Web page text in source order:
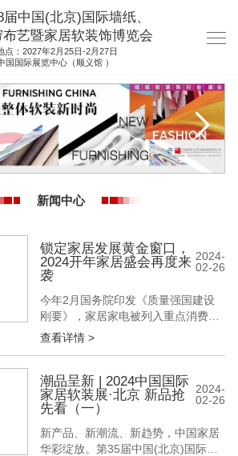
届中国(北京)国际墙纸、
布艺暨家居软装饰博览会
点：2027年2月25日-2月27日
国国际展览中心（顺义馆 ）
新闻中心
锁定家居发展黄金窗口，
2024开年家居盛会再度来
袭
2024-
02-26
今年2月国务院印发《质量强国建设
刚要》，家居家电被列入重点消费
品，释放出属于家居行业的利好信
软装饰展览会（中国国际家居软装
展）将于2024年3月20-22日，在北京
•中国国际展览中心（顺义馆）开幕，
希望助力各大品牌、经销...
查看详情 >
潮品呈新 | 2024中国国际
家居软装展·北京 新品抢
先看（一）
2024-
02-26
新产品、新潮流、新趋势，中国家居
华彩绽放。第35届中国(北京)国际墙